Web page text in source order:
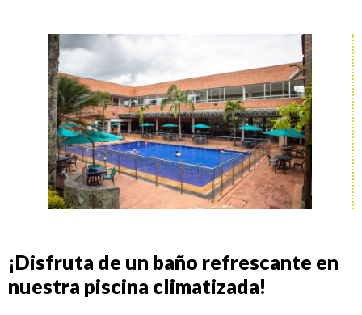
¡Disfruta de un baño refrescante en
nuestra piscina climatizada!